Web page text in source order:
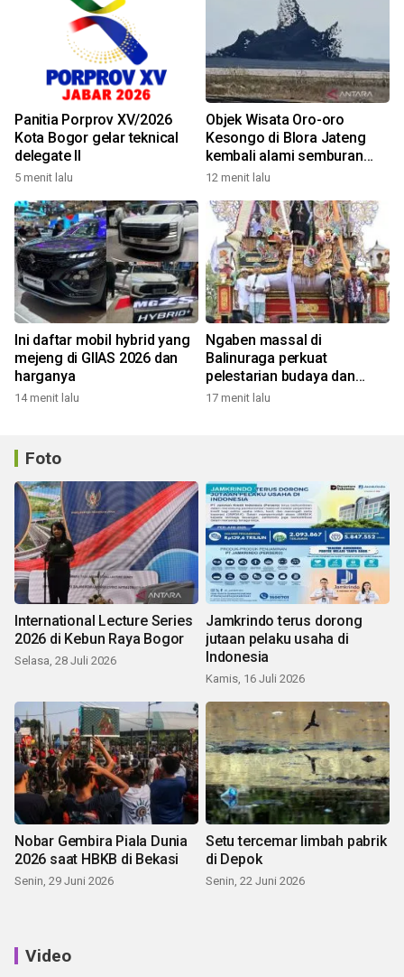
Panitia Porprov XV/2026
Kota Bogor gelar teknical
delegate II
5 menit lalu
Objek Wisata Oro-oro
Kesongo di Blora Jateng
kembali alami semburan
lumpur
12 menit lalu
Ini daftar mobil hybrid yang
mejeng di GIIAS 2026 dan
harganya
14 menit lalu
Ngaben massal di
Balinuraga perkuat
pelestarian budaya dan
ekonomi masyarakat
17 menit lalu
Foto
International Lecture Series
2026 di Kebun Raya Bogor
Selasa, 28 Juli 2026
Jamkrindo terus dorong
jutaan pelaku usaha di
Indonesia
Kamis, 16 Juli 2026
Nobar Gembira Piala Dunia
2026 saat HBKB di Bekasi
Senin, 29 Juni 2026
Setu tercemar limbah pabrik
di Depok
Senin, 22 Juni 2026
Video